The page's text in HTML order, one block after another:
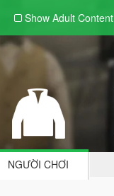
Show Adult Content
NGƯỜI CHƠI